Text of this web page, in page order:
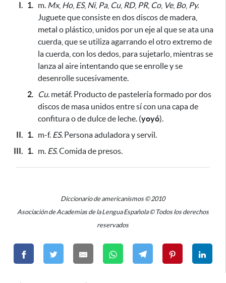
I. 1. m. Mx, Ho, ES, Ni, Pa, Cu, RD, PR, Co, Ve, Bo, Py.
Juguete que consiste en dos discos de madera,
metal o plástico, unidos por un eje al que se ata una
cuerda, que se utiliza agarrando el otro extremo de
la cuerda, con los dedos, para sujetarlo, mientras se
lanza al aire intentando que se enrolle y se
desenrolle sucesivamente.
2.
Cu. metáf. Producto de pastelería formado por dos
discos de masa unidos entre sí con una capa de
confitura o de dulce de leche. (yoyó).
II. 1. m-f. ES. Persona aduladora y servil.
III. 1. m. ES.Comida de presos.
Diccionario de americanismos © 2010
Asociación de Academias de la Lengua Española © Todos los derechos
reservados